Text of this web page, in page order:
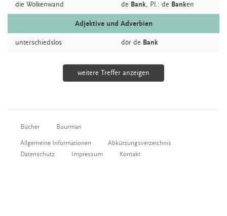
die Wolkenwand de Bank, Pl.: de Banken
Adjektive und Adverbien
unterschiedslos dör de Bank
weitere Treffer anzeigen
Bücher Buurman
Allgemeine Informationen
Abkürzungsverzeichnis
Datenschutz
Impressum Kontakt